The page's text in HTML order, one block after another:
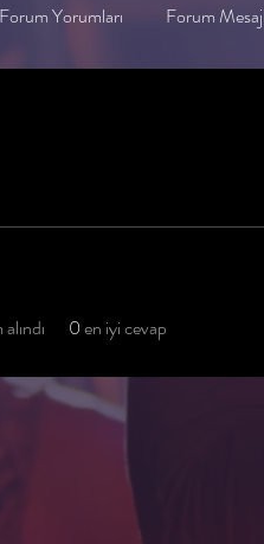
0en iyi cevap
Forum Yorumları Forum